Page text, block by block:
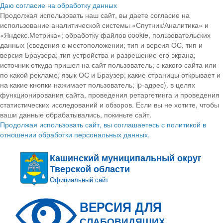
Даю согласие на обработку данных
Продолжая использовать наш сайт, вы даете согласие на
использование аналитической системы «Спутник/Аналитика» и
«Яндекс.Метрика»; обработку файлов cookie, пользовательских
данных (сведения о местоположении; тип и версия ОС, тип и
версия Браузера; тип устройства и разрешение его экрана;
источник откуда пришел на сайт пользователь; с какого сайта или
по какой рекламе; язык ОС и Браузер; какие страницы открывает и
на какие кнопки нажимает пользователь; ip-адрес). в целях
функционирования сайта, проведения ретаргетинга и проведения
статистических исследований и обзоров. Если вы не хотите, чтобы
ваши данные обрабатывались, покиньте сайт.
Продолжая использовать сайт, вы соглашаетесь с политикой в
отношении обработки персональных данных.